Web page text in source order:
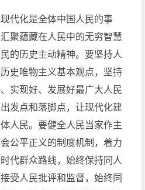
代化是全体中国人民的事
聚蕴藏在人民中的无穷智慧
的历史主动精神。要坚持人
史唯物主义基本观点，坚持
实现好、发展好最广大人民
发点和落脚点，让现代化建
人民。要健全人民当家作主
公平正义的制度机制，着力
代群众路线，始终保持同人
受人民批评和监督，始终同